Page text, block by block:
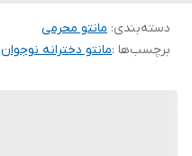
💗کمر بند دار
❌ارسال فوری❌
دسته‌بندی: مانتو محرمی
برچسب‌ها :مانتو دخترانه نوجوان